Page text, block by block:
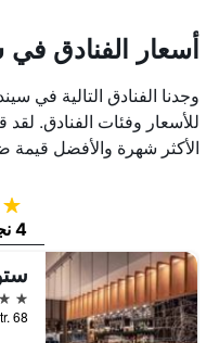
أسعار الفنادق في
وجدنا الفنادق التالية في
للأسعار وفئات الفنادق.
الأكثر شهرة والأفضل
4 نجوم أو أكثر
4 نجوم